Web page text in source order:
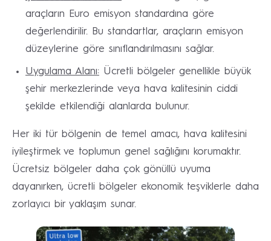
araçların Euro emisyon standardına göre
değerlendirilir. Bu standartlar, araçların emisyon
düzeylerine göre sınıflandırılmasını sağlar.
Uygulama Alanı: Ücretli bölgeler genellikle büyük
şehir merkezlerinde veya hava kalitesinin ciddi
şekilde etkilendiği alanlarda bulunur.
Her iki tür bölgenin de temel amacı, hava kalitesini
iyileştirmek ve toplumun genel sağlığını korumaktır.
Ücretsiz bölgeler daha çok gönüllü uyuma
dayanırken, ücretli bölgeler ekonomik teşviklerle daha
zorlayıcı bir yaklaşım sunar.